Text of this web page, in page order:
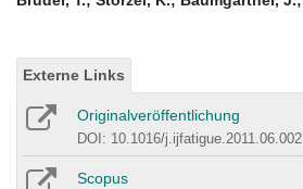
Externe Links
Originalveröffentlichung
DOI: 10.1016/j.ijfatigue.2011.06.002
Scopus